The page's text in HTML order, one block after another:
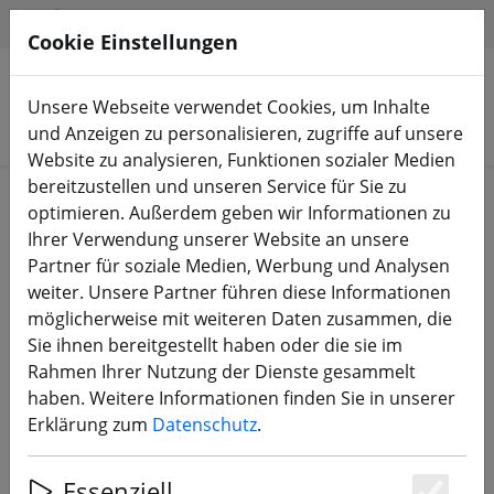
Produkte suchen
Widerrufsrecht
Sie haben das Recht, binnen vierzehn Tagen ohne
Angabe von Gründen diesen Vertrag zu widerrufen. Die
Widerrufsfrist beträgt vierzehn Tage ab dem Tag, an
dem Sie oder ein von Ihnen benannter Dritter, der nicht
der Beförderer ist, die Waren in Besitz genommen
haben bzw. hat.
Um Ihr Widerrufsrecht auszuüben, müssen Sie uns:
Cookie Einstellungen
Unsere Webseite verwendet Cookies, um Inhalte
und Anzeigen zu personalisieren, zugriffe auf unsere
Website zu analysieren, Funktionen sozialer Medien
bereitzustellen und unseren Service für Sie zu
optimieren. Außerdem geben wir Informationen zu
Ihrer Verwendung unserer Website an unsere
Partner für soziale Medien, Werbung und Analysen
weiter. Unsere Partner führen diese Informationen
möglicherweise mit weiteren Daten zusammen, die
Sie ihnen bereitgestellt haben oder die sie im
Rahmen Ihrer Nutzung der Dienste gesammelt
haben. Weitere Informationen finden Sie in unserer
Erklärung zum Datenschutz.